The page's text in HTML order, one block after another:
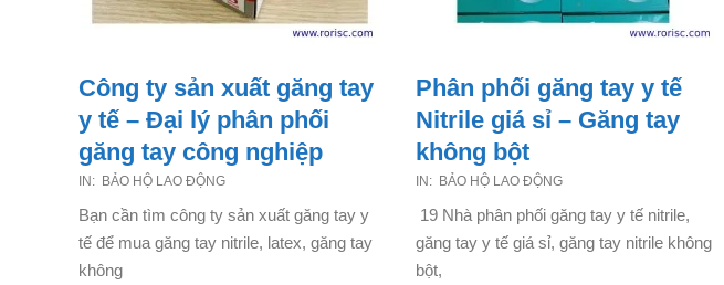
Công ty sản xuất găng tay
y tế – Đại lý phân phối
găng tay công nghiệp
2021-
07-
03
IN: BẢO HỘ LAO ĐỘNG
Bạn cần tìm công ty sản xuất găng tay y
tế để mua găng tay nitrile, latex, găng tay
không
Phân phối găng tay y tế
Nitrile giá sỉ – Găng tay
không bột
2021-
07-
03
IN: BẢO HỘ LAO ĐỘNG
19 Nhà phân phối găng tay y tế nitrile,
găng tay y tế giá sỉ, găng tay nitrile không
bột,